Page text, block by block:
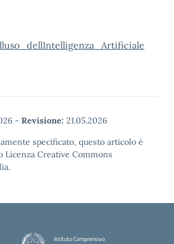
- Revisione: 21.05.2026
specificato, questo articolo è
Licenza Creative Commons
Istituto Comprensivo